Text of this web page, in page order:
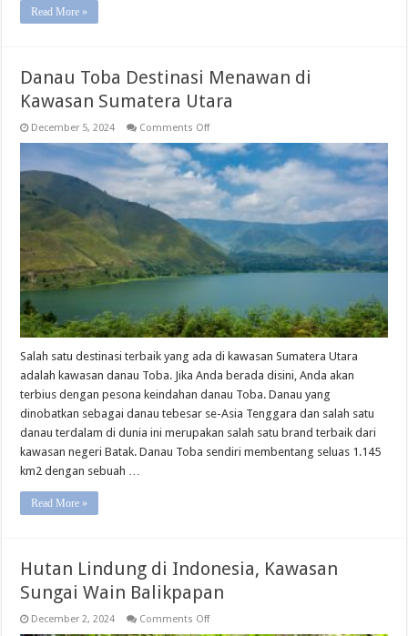
Read More »
Danau Toba Destinasi Menawan di
Kawasan Sumatera Utara
December 5, 2024 Comments Offon
Toba
Destinasi
Menawan
di
Kawasan
Sumatera
Utara
Salah satu destinasi terbaik yang ada di kawasan Sumatera Utara
adalah kawasan danau Toba. Jika Anda berada disini, Anda akan
terbius dengan pesona keindahan danau Toba. Danau yang
dinobatkan sebagai danau tebesar se-Asia Tenggara dan salah satu
danau terdalam di dunia ini merupakan salah satu brand terbaik dari
kawasan negeri Batak. Danau Toba sendiri membentang seluas 1.145
km2 dengan sebuah …
Read More »
Hutan Lindung di Indonesia, Kawasan
Sungai Wain Balikpapan
December 2, 2024 Comments Offon